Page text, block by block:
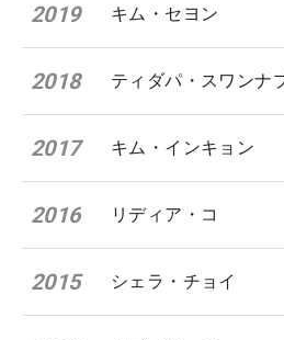
2019 キム・セヨン
2018 ティダパ・スワンナ
2017 キム・インキョン
2016 リディア・コ
2015 シェラ・チョイ